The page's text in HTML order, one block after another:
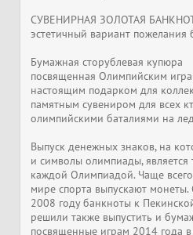
СУВЕНИРНАЯ ЗОЛОТАЯ
эстетичный вариант пожелания
Бумажная сторублевая купюра
посвященная Олимпийским
настоящим подарком для
памятным сувениром для всех
олимпийскими баталиями на
Выпуск денежных знаков, на
и символы олимпиады,
каждой Олимпиадой. Чаще
мире спорта выпускают
2008 году банкноты к
решили также выпустить и
посвященные играм 2014 года